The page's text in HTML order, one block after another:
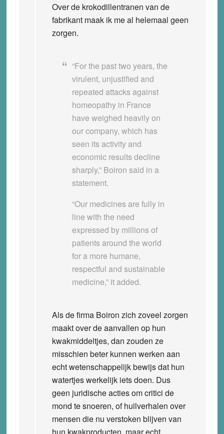
Over de krokodillentranen van de
fabrikant maak ik me al helemaal geen
zorgen.
“For the past two years, the
virulent, unjustified and
repeated attacks against
homeopathy in France
have weighed heavily on
our company, which has
seen its activity and
economic results decline
sharply,” Boiron said in a
statement.
“Our medicines are fully in
line with the need
expressed by millions of
patients around the world
for a more humane,
respectful and sustainable
medicine,” it added.
Als de firma Boiron zich zoveel zorgen
maakt over de aanvallen op hun
kwakmiddeltjes, dan zouden ze
misschien beter kunnen werken aan
echt wetenschappelijk bewijs dat hun
watertjes werkelijk iets doen. Dus
geen juridische acties om critici de
mond te snoeren, of huilverhalen over
mensen die nu verstoken blijven van